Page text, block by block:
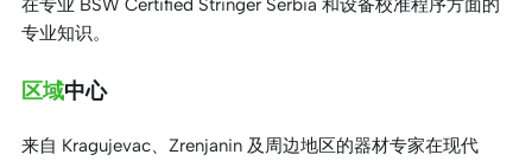
在专业 BSW Certified Stringer Serbia 和设备校准程序方面的
专业知识。
区域中心
来自 Kragujevac、Zrenjanin 及周边地区的器材专家在现代